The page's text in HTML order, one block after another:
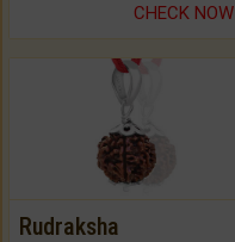
CHECK NOW
Rudraksha